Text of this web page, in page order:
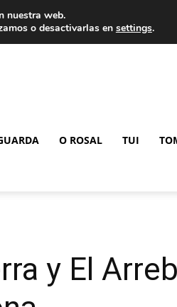
O ROSAL TUI
y El
nuestra web.
o desactivarlas en settings.